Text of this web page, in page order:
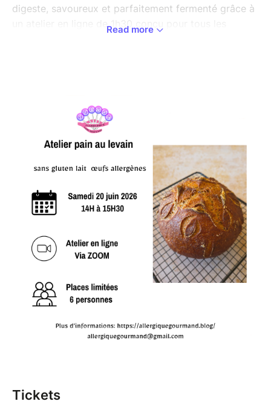
digeste, savoureux et parfaitement fermenté grâce à
un atelier en ligne de 1h30 conçu pour tous les
Au programme :
Comprendre et maîtriser les pousses d’un
levain sans gluten
Savoir choisir, associer et remplacer les
farines selon vos besoins
Apprendre les bases essentielles de la
fermentation naturelle
Réaliser ensemble un pain complet,
Conseils pratiques pour adapter vos recettes
et gagner en autonomie
Après l’atelier, vous recevez :
La recette complète
Le replay illimité
votre rythme
Read more
Tickets